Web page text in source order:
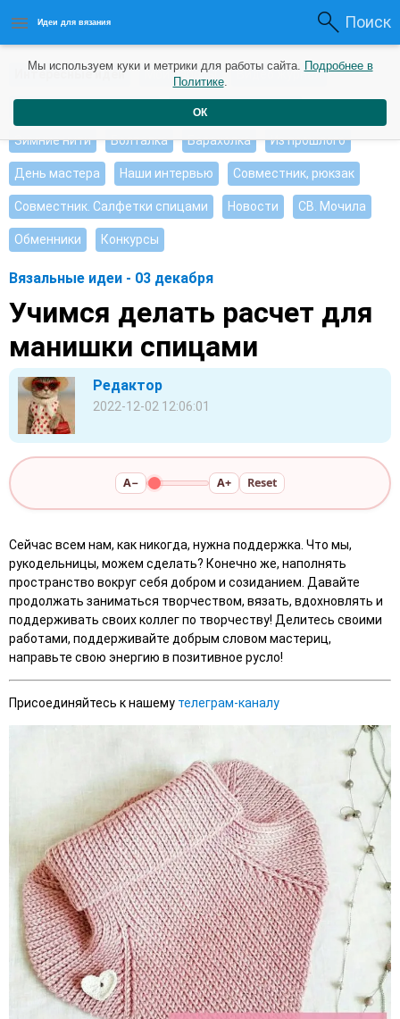
Идеи для вязания Поиск
Интересные идеи Мои работы Видео журнал
Душевные петельки
Зимние нити Болталка Барахолка Из прошлого
День мастера Наши интервью Совместник, рюкзак
Совместник. Салфетки спицами Новости СВ. Мочила
Обменники Конкурсы
Вязальные идеи - 03 декабря
Учимся делать расчет для
манишки спицами
Редактор
2022-12-02 12:06:01
A− A+ Reset
Сейчас всем нам, как никогда, нужна поддержка. Что мы,
рукодельницы, можем сделать? Конечно же, наполнять
пространство вокруг себя добром и созиданием. Давайте
продолжать заниматься творчеством, вязать, вдохновлять и
поддерживать своих коллег по творчеству! Делитесь своими
работами, поддерживайте добрым словом мастериц,
направьте свою энергию в позитивное русло!
Присоединяйтесь к нашему телеграм-каналу
Мы используем куки и метрики для работы сайта. Подробнее в
Политике.
ОК